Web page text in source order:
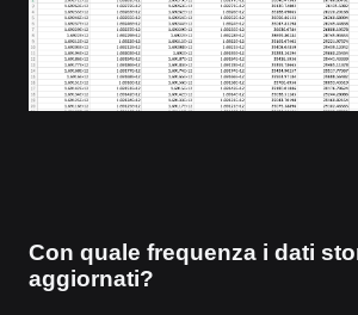
Con quale frequenza i dati
aggiornati?